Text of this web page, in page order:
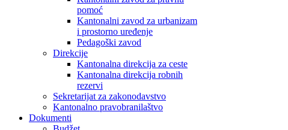
pomoć
Kantonalni zavod za urbanizam
i prostorno uređenje
Pedagoški zavod
Direkcije
Kantonalna direkcija za ceste
Kantonalna direkcija robnih
rezervi
Sekretarijat za zakonodavstvo
Kantonalno pravobranilaštvo
Dokumenti